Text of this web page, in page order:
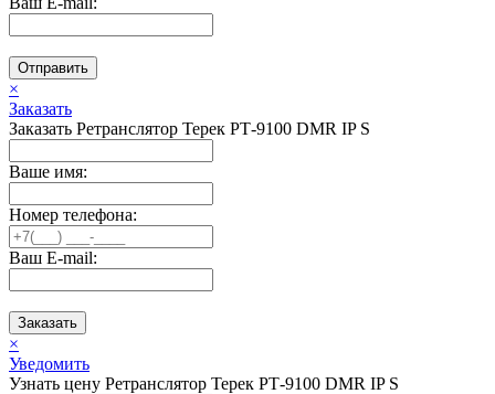
Отправить
×
Заказать
Заказать Ретранслятор Терек РТ-9100 DMR IP S
Ваше имя:
Номер телефона:
Ваш E-mail:
Заказать
×
Уведомить
Узнать цену Ретранслятор Терек РТ-9100 DMR IP S